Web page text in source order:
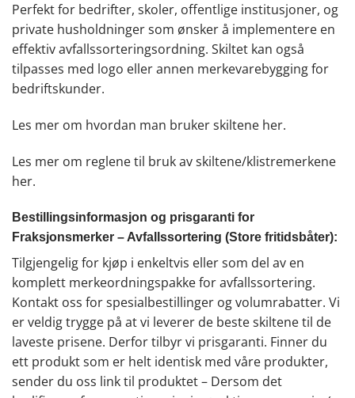
Perfekt for bedrifter, skoler, offentlige institusjoner, og
private husholdninger som ønsker å implementere en
effektiv avfallssorteringsordning. Skiltet kan også
tilpasses med logo eller annen merkevarebygging for
bedriftskunder.
Les mer om hvordan man bruker skiltene her.
Les mer om reglene til bruk av skiltene/klistremerkene
her.
Bestillingsinformasjon og prisgaranti for
Fraksjonsmerker – Avfallssortering (Store fritidsbåter):
Tilgjengelig for kjøp i enkeltvis eller som del av en
komplett merkeordningspakke for avfallssortering.
Kontakt oss for spesialbestillinger og volumrabatter. Vi
er veldig trygge på at vi leverer de beste skiltene til de
laveste prisene. Derfor tilbyr vi prisgaranti. Finner du
ett produkt som er helt identisk med våre produkter,
sender du oss link til produktet – Dersom det